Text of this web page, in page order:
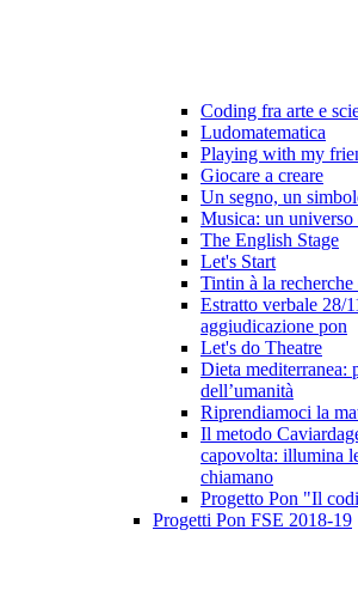
Coding fra arte e
Ludomatematica
Playing with my
Giocare a creare
Un segno, un
Musica: un
The English Stage
Let's Start
Tintin à la
Estratto verbale 28/
aggiudicazione pon
Let's do Theatre
Dieta mediterranea:
dell’umanità
Riprendiamoci la
Il metodo
capovolta: illumina
chiamano
Progetto Pon "Il
Progetti Pon FSE 2018-19